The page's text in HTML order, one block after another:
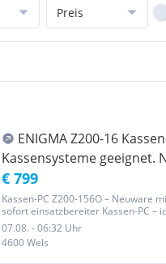
Preis
ENIGMA Z200-16
Kassensysteme geeignet.
11 IOT
€ 799
Kassen-PC Z200-156O – Neuware
sofort einsatzbereiter Kassen-PC –
Friseure oder alle Branchen, die
Kassenlösung benötigen.
Display:...
07.08. - 06:32 Uhr
4600 Wels